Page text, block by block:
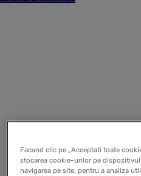
Facand clic pe „Acceptati toate
stocarea cookie-urilor pe
navigarea pe site, pentru a analiza